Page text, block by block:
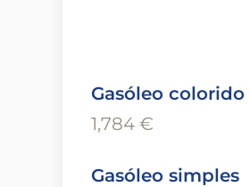
Gasóleo colorido
1,784 €
Gasóleo simples